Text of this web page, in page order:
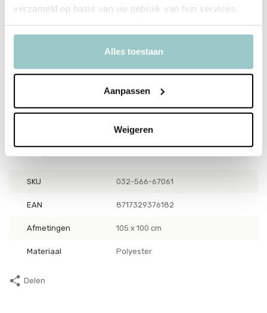
verzameld op basis van uw gebruik van hun services.
Alles toestaan
Aanpassen
Weigeren
zoals slabbetjes, doekjes en deken. Alle producten zijn ontworpen
geen concessies hoeft te doen. Met producten vanJolleinben je
altijd klaar voor een avontuurlijke rit, een dagje uit of een vakantie,
terwijl je kleintje het onderweg net zo comfortabel heeft als thuis.
SKU 032-566-67061
EAN 8717329376182
Afmetingen 105 x 100 cm
Materiaal Polyester
Delen